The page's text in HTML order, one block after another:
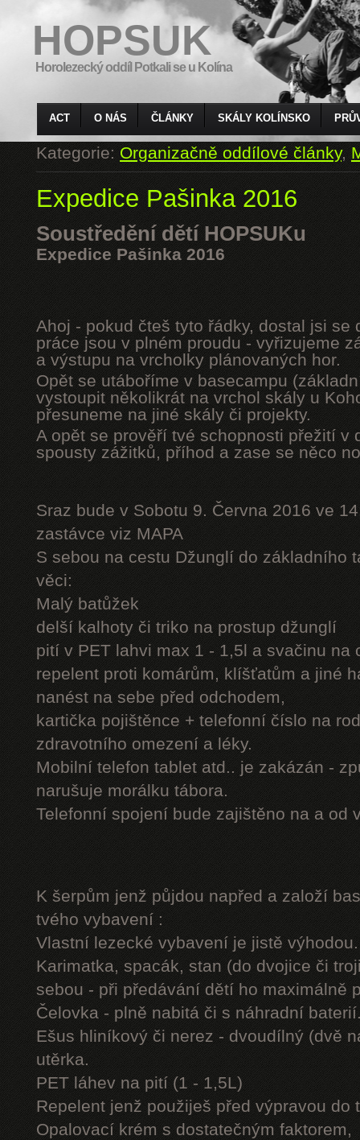
HOPSUK
Horolezecký oddíl Potkali se u Kolína
ACT O NÁS ČLÁNKY SKÁLY KOLÍNSKO
Kategorie:Organizačně oddílové články,
Expedice Pašinka 2016
Soustředění dětí HOPSUKu
Expedice Pašinka 2016
Ahoj - pokud čteš tyto řádky, dostal jsi se
práce jsou v plném proudu - vyřizujeme
a výstupu na vrcholky plánovaných hor.
Opět se utáboříme v basecampu
vystoupit několikrát na vrchol skály u
přesuneme na jiné skály či projekty.
A opět se prověří tvé schopnosti přežití v
spousty zážitků, příhod a zase se něco
Sraz bude v Sobotu 9. Června 2016 ve
zastávce viz MAPA
S sebou na cestu Džunglí do základního
věci:
Malý batůžek
delší kalhoty či triko na prostup džunglí
pití v PET lahvi max 1 - 1,5l a svačinu na
repelent proti komárům, klíšťatům a jiné
nanést na sebe před odchodem,
kartička pojištěnce + telefonní číslo na
zdravotního omezení a léky.
Mobilní telefon tablet atd.. je zakázán -
narušuje morálku tábora.
Telefonní spojení bude zajištěno na a od
K šerpům jenž půjdou napřed a založí
tvého vybavení :
Vlastní lezecké vybavení je jistě výhodou.
Karimatka, spacák, stan (do dvojice či
sebou - při předávání dětí ho maximálně
Čelovka - plně nabitá či s náhradní
Ešus hliníkový či nerez - dvoudílný (dvě
utěrka.
PET láhev na pití (1 - 1,5L)
Repelent jenž použiješ před výpravou do
Opalovací krém s dostatečným faktorem,